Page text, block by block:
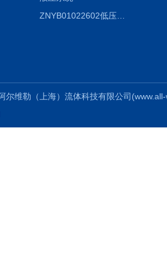
ZNYB01022602低压螺杆泵
尔维勒（上海）流体科技有限公司